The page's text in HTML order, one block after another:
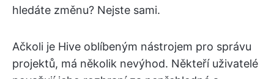
hledáte změnu? Nejste sami.
Ačkoli je Hive oblíbeným nástrojem pro správu
projektů, má několik nevýhod. Někteří uživatelé